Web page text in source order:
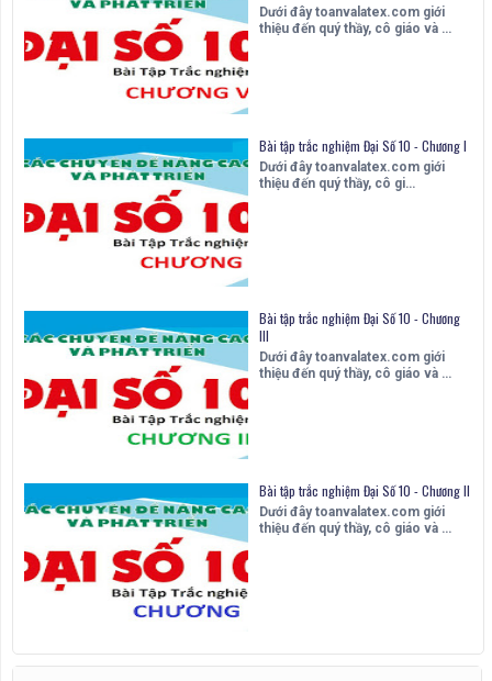
Dưới đây toanvalatex.com giới
thiệu đến quý thầy, cô giáo và …
Bài tập trắc nghiệm Đại Số 10 - Chương I
Dưới đây toanvalatex.com giới
thiệu đến quý thầy, cô gi…
Bài tập trắc nghiệm Đại Số 10 - Chương
III
Dưới đây toanvalatex.com giới
thiệu đến quý thầy, cô giáo và …
Bài tập trắc nghiệm Đại Số 10 - Chương II
Dưới đây toanvalatex.com giới
thiệu đến quý thầy, cô giáo và …